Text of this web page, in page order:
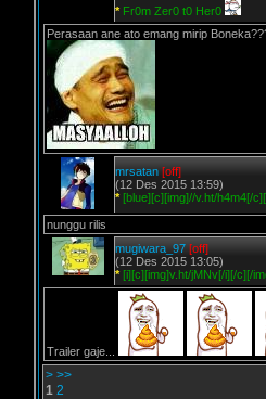
* Fr0m Zer0 t0 Her0
Perasaan ane ato emang mirip
mrsatan [off]
(12 Des 2015 13:59)
* [blue][c][img]//v.ht/h4m4[/
nunggu rilis
mugiwara_97 [off]
(12 Des 2015 13:05)
* [i][c][img]v.ht/jMNv[/i][/c][/
Trailer gaje...
> >>
1 2